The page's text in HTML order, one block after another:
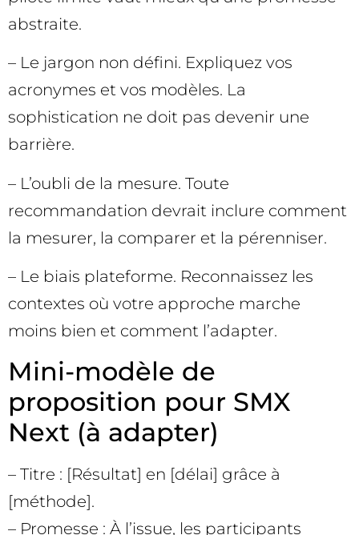
abstraite.
– Le jargon non défini. Expliquez vos
acronymes et vos modèles. La
sophistication ne doit pas devenir une
barrière.
– L’oubli de la mesure. Toute
recommandation devrait inclure comment
la mesurer, la comparer et la pérenniser.
– Le biais plateforme. Reconnaissez les
contextes où votre approche marche
moins bien et comment l’adapter.
Mini-modèle de
proposition pour SMX
Next (à adapter)
– Titre : [Résultat] en [délai] grâce à
[méthode].
– Promesse : À l’issue, les participants